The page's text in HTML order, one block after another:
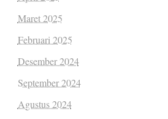
Maret 2025
Februari 2025
Desember 2024
September 2024
Agustus 2024